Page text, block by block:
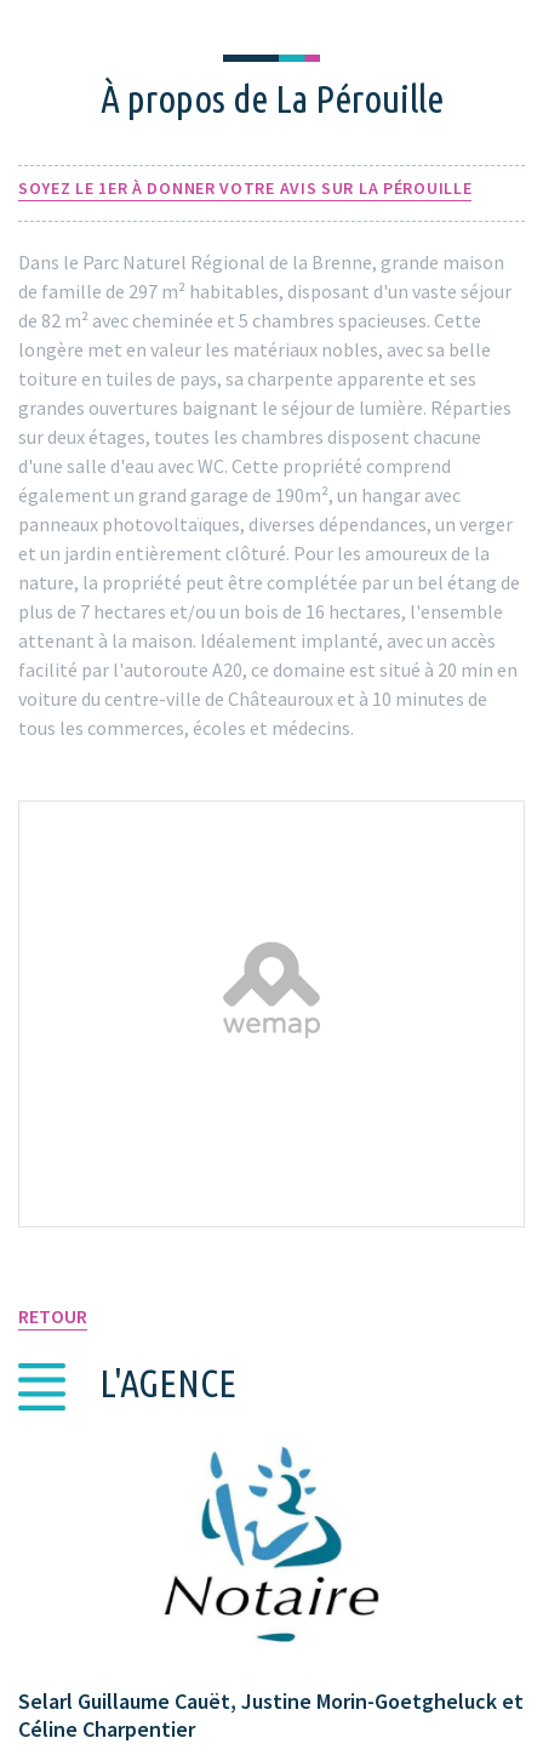
À propos de La Pérouille
SOYEZ LE 1ER À DONNER VOTRE AVIS SUR LA PÉROUILLE
Dans le Parc Naturel Régional de la Brenne, grande maison
de famille de 297 m² habitables, disposant d'un vaste séjour
de 82 m² avec cheminée et 5 chambres spacieuses. Cette
longère met en valeur les matériaux nobles, avec sa belle
toiture en tuiles de pays, sa charpente apparente et ses
grandes ouvertures baignant le séjour de lumière. Réparties
sur deux étages, toutes les chambres disposent chacune
d'une salle d'eau avec WC. Cette propriété comprend
également un grand garage de 190m², un hangar avec
panneaux photovoltaïques, diverses dépendances, un verger
et un jardin entièrement clôturé. Pour les amoureux de la
nature, la propriété peut être complétée par un bel étang de
plus de 7 hectares et/ou un bois de 16 hectares, l'ensemble
attenant à la maison. Idéalement implanté, avec un accès
facilité par l'autoroute A20, ce domaine est situé à 20 min en
voiture du centre-ville de Châteauroux et à 10 minutes de
tous les commerces, écoles et médecins.
RETOUR
L'AGENCE
Selarl Guillaume Cauët, Justine Morin-Goetgheluck et
Céline Charpentier